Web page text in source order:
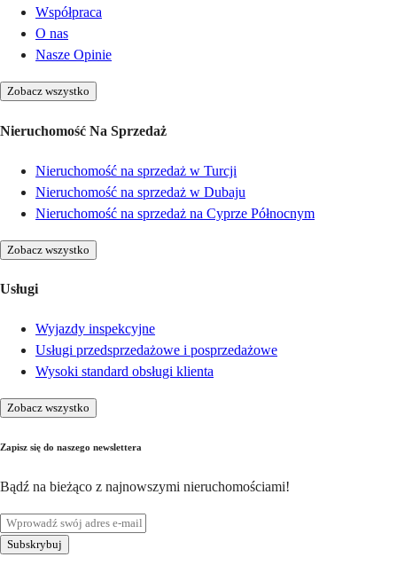
Współpraca
O nas
Nasze Opinie
Zobacz wszystko
Nieruchomość Na Sprzedaż
Nieruchomość na sprzedaż w Turcji
Nieruchomość na sprzedaż w Dubaju
Nieruchomość na sprzedaż na Cyprze Północnym
Zobacz wszystko
Usługi
Wyjazdy inspekcyjne
Usługi przedsprzedażowe i posprzedażowe
Wysoki standard obsługi klienta
Zobacz wszystko
Zapisz się do naszego newslettera
Bądź na bieżąco z najnowszymi nieruchomościami!
Subskrybuj